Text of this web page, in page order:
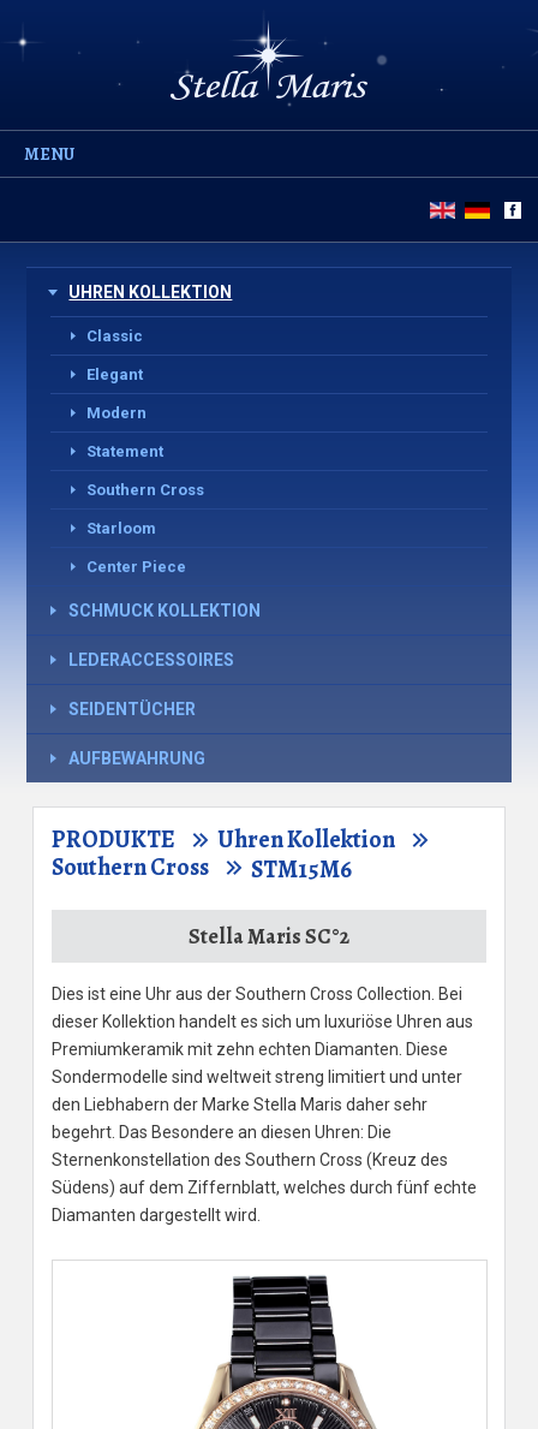
MENU
UHREN KOLLEKTION
Classic
Elegant
Modern
Statement
Southern Cross
Starloom
Center Piece
SCHMUCK KOLLEKTION
LEDERACCESSOIRES
SEIDENTÜCHER
AUFBEWAHRUNG
PRODUKTE
Uhren Kollektion
Southern Cross
STM15M6
Stella Maris SC°2
Dies ist eine Uhr aus der Southern Cross Collection. Bei
dieser Kollektion handelt es sich um luxuriöse Uhren aus
Premiumkeramik mit zehn echten Diamanten. Diese
Sondermodelle sind weltweit streng limitiert und unter
den Liebhabern der Marke Stella Maris daher sehr
begehrt. Das Besondere an diesen Uhren: Die
Sternenkonstellation des Southern Cross (Kreuz des
Südens) auf dem Ziffernblatt, welches durch fünf echte
Diamanten dargestellt wird.